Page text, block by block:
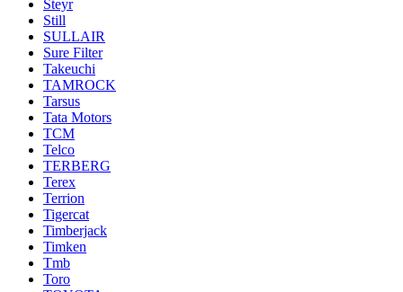
Steyr
Still
SULLAIR
Sure Filter
Takeuchi
TAMROCK
Tarsus
Tata Motors
TCM
Telco
TERBERG
Terex
Terrion
Tigercat
Timberjack
Timken
Tmb
Toro